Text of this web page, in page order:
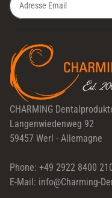
CHARMING
Langenwiedenweg 92
59457 Werl - Allemagne
Phone: +49 2922 8400
E-Mail: info@Charming-